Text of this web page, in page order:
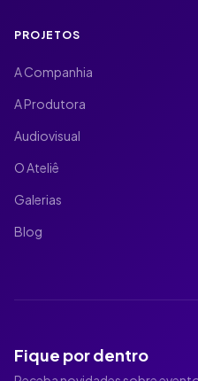
PROJETOS
A Companhia
A Produtora
Audiovisual
O Ateliê
Galerias
Blog
Fique por dentro